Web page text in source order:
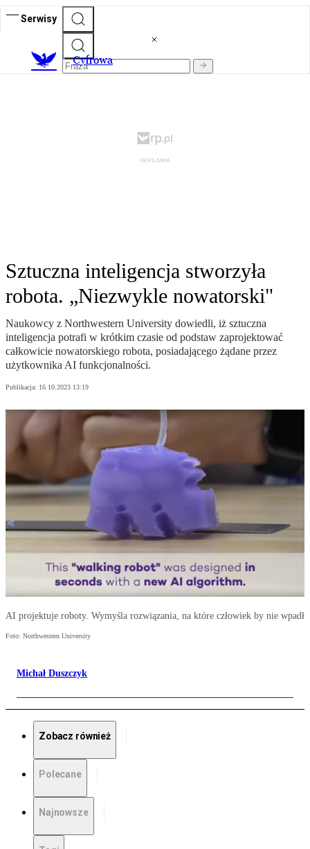
Serwisy
Cyfrowa
Sztuczna inteligencja stworzyła
robota. „Niezwykle nowatorski"
Naukowcy z Northwestern University dowiedli, iż sztuczna
inteligencja potrafi w krótkim czasie od podstaw zaprojektować
całkowicie nowatorskiego robota, posiadającego żądane przez
użytkownika AI funkcjonalności.
Publikacja: 16.10.2023 13:19
AI projektuje roboty. Wymyśla rozwiązania, na które człowiek by nie wpadł
Foto: Northwestern University
Michał Duszczyk
Zobacz również
Polecane
Najnowsze